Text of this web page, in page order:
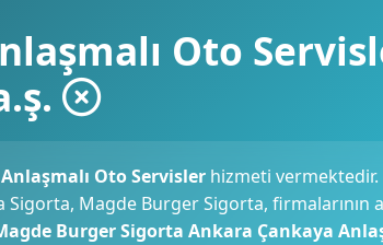
Oto
Oto Servisler hizmeti
Magde Burger Sigorta, firmalarının
Burger Sigorta Ankara Çankaya